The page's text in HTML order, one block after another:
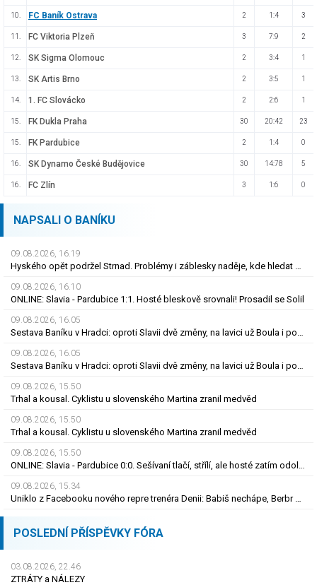
10. FC Baník Ostrava 2 1:4 3
11. FC Viktoria Plzeň 3 7:9 2
12. SK Sigma Olomouc 2 3:4 1
13. SK Artis Brno 2 3:5 1
14. 1. FC Slovácko 2 2:6 1
15. FK Dukla Praha 30 20:42 23
15. FK Pardubice 2 1:4 0
16. SK Dynamo České Budějovice 30 14:78 5
16. FC Zlín 3 1:6 0
NAPSALI O BANÍKU
09.08.2026, 16.19
Hyského opět podržel Strnad. Problémy i záblesky naděje, kde hledat pozitiva?
09.08.2026, 16.10
ONLINE: Slavia - Pardubice 1:1. Hosté bleskově srovnali! Prosadil se Solil
09.08.2026, 16.05
Sestava Baníku v Hradci: oproti Slavii dvě změny, na lavici už Boula i posila
09.08.2026, 16.05
Sestava Baníku v Hradci: oproti Slavii dvě změny, na lavici už Boula i posila
09.08.2026, 15.50
Trhal a kousal. Cyklistu u slovenského Martina zranil medvěd
09.08.2026, 15.50
Trhal a kousal. Cyklistu u slovenského Martina zranil medvěd
09.08.2026, 15.50
ONLINE: Slavia - Pardubice 0:0. Sešívaní tlačí, střílí, ale hosté zatím odolávají
09.08.2026, 15.34
Uniklo z Facebooku nového repre trenéra Denii: Babiš nechápe, Berbr přivítal naivku
POSLEDNÍ PŘÍSPĚVKY FÓRA
03.08.2026, 22.46
ZTRÁTY a NÁLEZY